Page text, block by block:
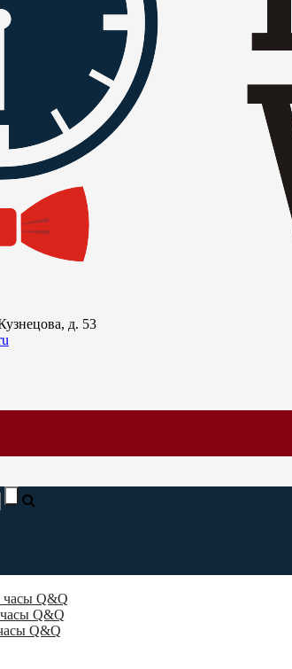
д. 53
Q&Q
Q&Q
Q&Q